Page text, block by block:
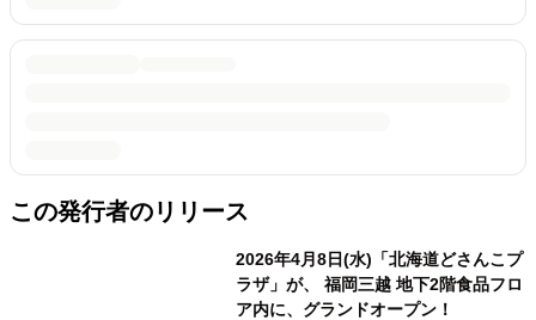
この発行者のリリース
2026年4月8日(水)「北海道どさんこプ
ラザ」が、 福岡三越 地下2階食品フロ
ア内に、グランドオープン！